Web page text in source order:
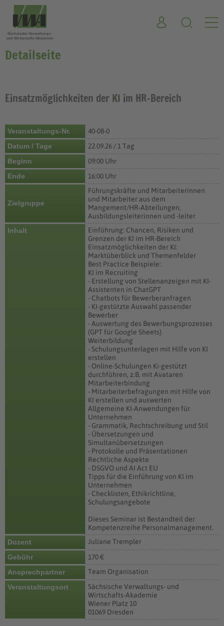
Detailseite
Einsatzmöglichkeiten der KI im HR-Bereich
Veranstaltungs-Nr.
40-08-0
Datum / Tage
22.09.26 / 1 Tag
Beginn
09:00 Uhr
Ende
16:00 Uhr
Zielgruppe
Führungskräfte und Mitarbeiterinnen
und Mitarbeiter aus dem
Mangement/HR-Abteilungen,
Ausbildungsleiterinnen und -leiter
Inhalt
Einführung: Chancen, Risiken und
Grenzen der KI im HR-Bereich
Einsatzmöglichkeiten der KI:
Marktüberblick und Themenfelder
Best Practice Beispiele:
KI im Recruiting
- Erstellung von Stellenanzeigen mit KI-
Assistenten in ChatGPT
- Chatbots für Bewerberanfragen
- KI-gestützte Auswahl passender
Bewerber
- Auswertung des Bewerbungsprozesses
(GPT für Google Sheets)
Weiterbildung
- Schulungsunterlagen mit Hilfe von KI
erstellen
- Online-Schulungen Ki-gestützt
durchführen, z.B. mit Avataren
Mitarbeiterbindung
- Mitarbeiterbefragungen mit Hilfe von
KI erstellen und auswerten
Allgemeine KI-Anwendungen für
Unternehmen
- Grammatik, Rechtschreibung und Stil
- Übersetzungen und
Simultanübersetzungen
- Protokolle und Präsentationen
Rechtliche Aspekte
- DSGVO und AI Act EU
Tipps für die Einführung von KI im
Unternehmen
- Checklisten, Ethikrichtline,
Schulungsangebote
Dieses Seminar ist Bestandteil der
Kompetenzreihe Personalmanagement.
Dozent
Juliane Trempler
Gebühr
170 €
Ansprechpartner
Team Organisation
Veranstaltungsort
Sächsische Verwaltungs- und
Wirtschafts-Akademie
Wiener Platz 10
01069 Dresden